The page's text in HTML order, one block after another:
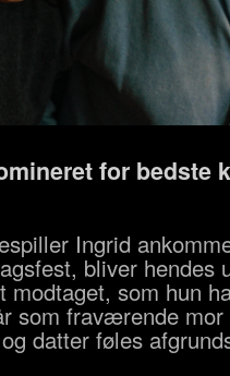
for bedste
Ingrid
bliver hendes
modtaget, som hun
som fraværende mor
datter føles